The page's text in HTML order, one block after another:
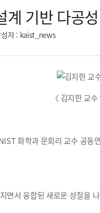
계 기반 다공
자: kaist_news
〈 김지한 교수
화학과 문회리 교수 공
면서 융합된 새로운 성질을